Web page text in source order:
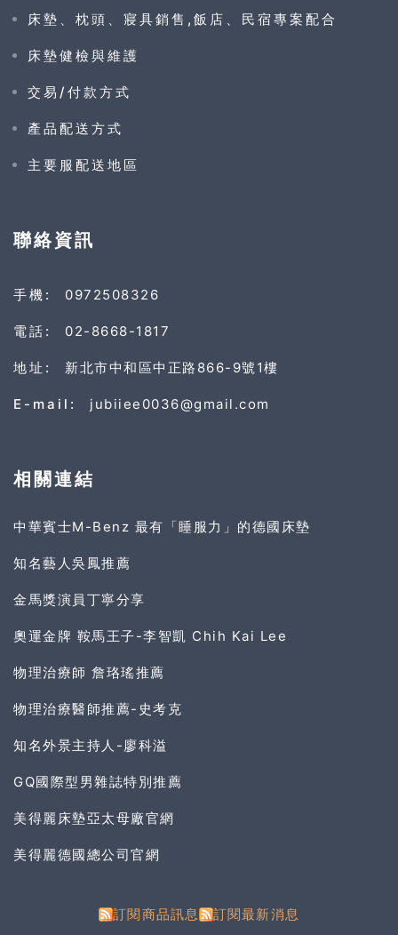
床墊、枕頭、寢具銷售,飯店、民宿專案配合
床墊健檢與維護
交易/付款方式
產品配送方式
主要服配送地區
聯絡資訊
手機: 0972508326
電話: 02-8668-1817
地址: 新北市中和區中正路866-9號1樓
E-mail: jubiiee0036@gmail.com
相關連結
中華賓士M-Benz 最有「睡服力」的德國床墊
知名藝人吳鳳推薦
金馬獎演員丁寧分享
奧運金牌 鞍馬王子-李智凱 Chih Kai Lee
物理治療師 詹珞瑤推薦
物理治療醫師推薦-史考克
知名外景主持人-廖科溢
GQ國際型男雜誌特別推薦
美得麗床墊亞太母廠官網
美得麗德國總公司官網
訂閱商品訊息 訂閱最新消息